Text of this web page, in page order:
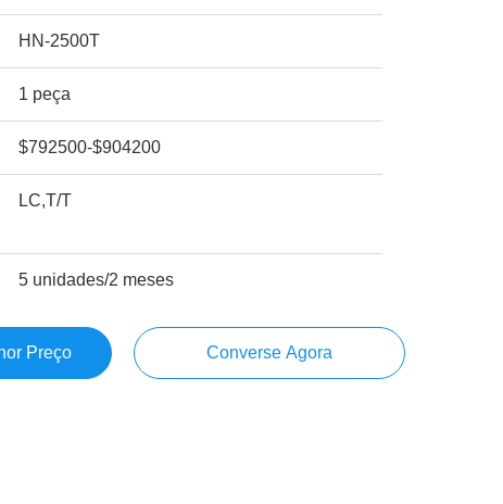
HN-2500T
1 peça
$792500-$904200
LC,T/T
5 unidades/2 meses
Preço Converse Agora